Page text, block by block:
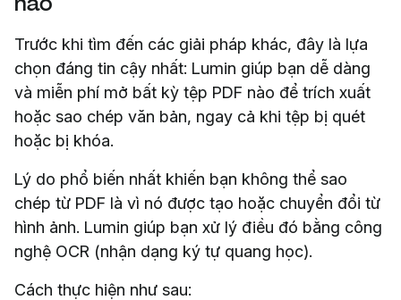
Trước khi tìm đến các giải pháp khác, đây là lựa
chọn đáng tin cậy nhất: Lumin giúp bạn dễ dàng
và miễn phí mở bất kỳ tệp PDF nào để trích xuất
hoặc sao chép văn bản, ngay cả khi tệp bị quét
hoặc bị khóa.
Lý do phổ biến nhất khiến bạn không thể sao
chép từ PDF là vì nó được tạo hoặc chuyển đổi từ
hình ảnh. Lumin giúp bạn xử lý điều đó bằng công
nghệ OCR (nhận dạng ký tự quang học).
Cách thực hiện như sau: